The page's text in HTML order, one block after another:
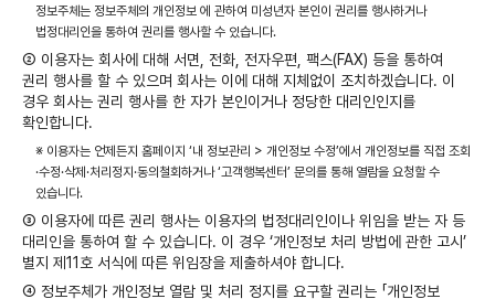
정보주체는 정보주체의 개인정보 에 관하여 미성년자 본인이 권리를 행사하거나
법정대리인을 통하여 권리를 행사할 수 있습니다.
② 이용자는 회사에 대해 서면, 전화, 전자우편, 팩스(FAX) 등을 통하여
권리 행사를 할 수 있으며 회사는 이에 대해 지체없이 조치하겠습니다. 이
경우 회사는 권리 행사를 한 자가 본인이거나 정당한 대리인인지를
확인합니다.
※ 이용자는 언제든지 홈페이지 ‘내 정보관리 > 개인정보 수정’에서 개인정보를 직접 조회
·수정·삭제·처리정지·동의철회하거나 ‘고객행복센터’ 문의를 통해 열람을 요청할 수
있습니다.
③ 이용자에 따른 권리 행사는 이용자의 법정대리인이나 위임을 받는 자 등
대리인을 통하여 할 수 있습니다. 이 경우 ‘개인정보 처리 방법에 관한 고시’
별지 제11호 서식에 따른 위임장을 제출하셔야 합니다.
④ 정보주체가 개인정보 열람 및 처리 정지를 요구할 권리는 「개인정보